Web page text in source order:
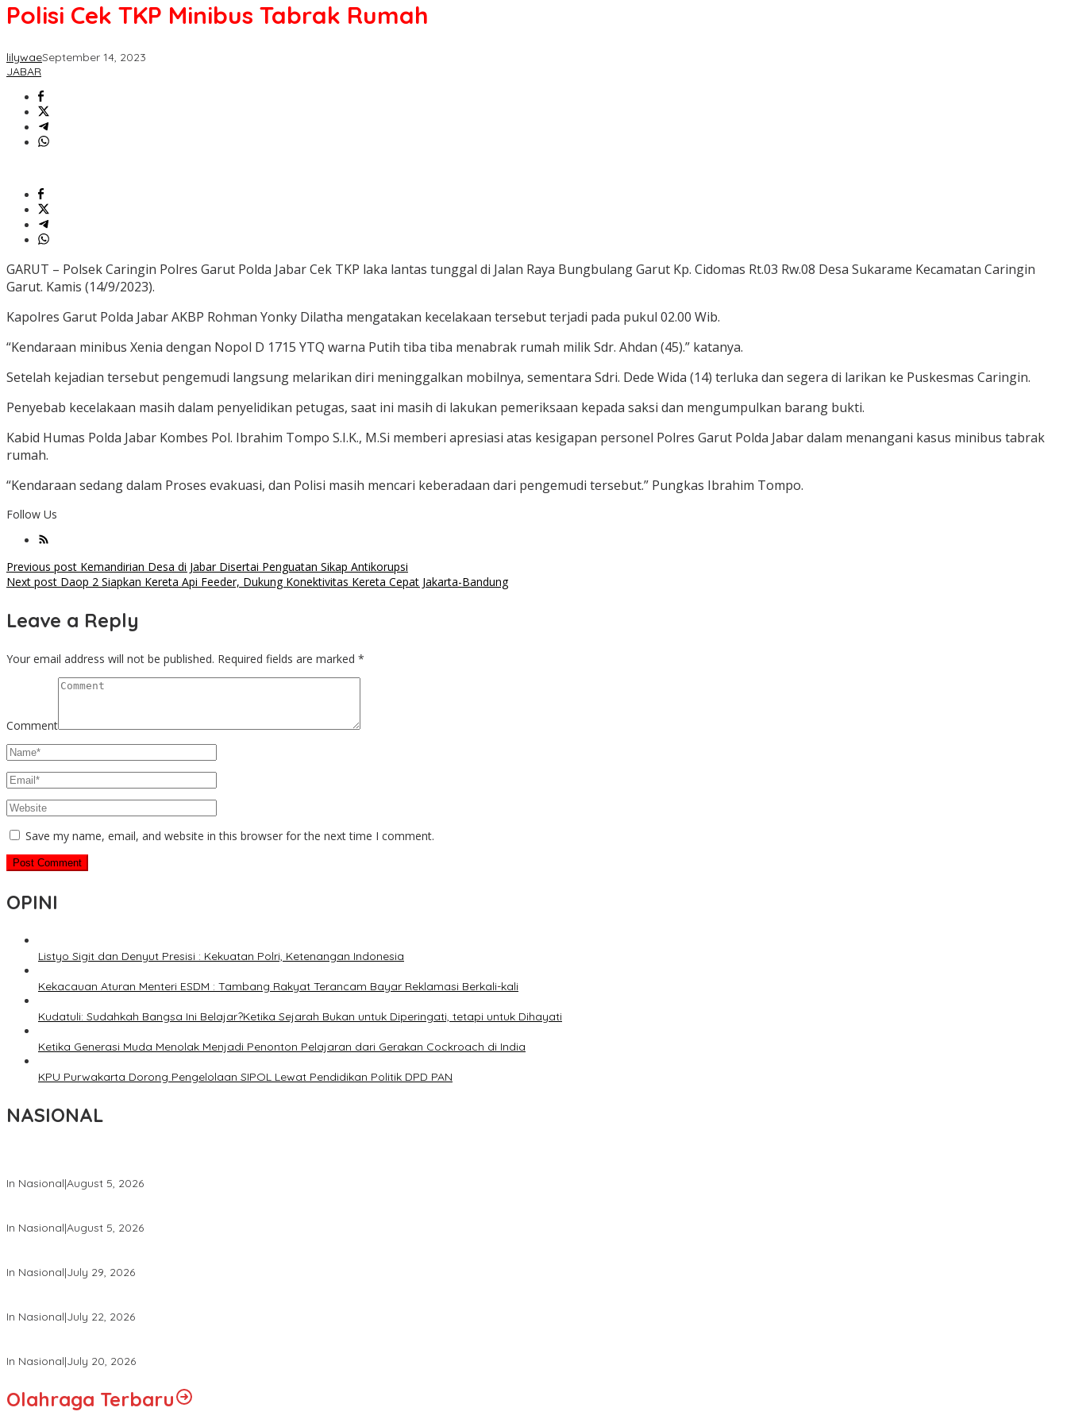
Polisi Cek TKP Minibus Tabrak Rumah
lilywaeSeptember 14, 2023
JABAR
GARUT – Polsek Caringin Polres Garut Polda Jabar Cek TKP laka lantas tunggal di Jalan Raya Bungbulang Garut Kp. Cidomas Rt.03 Rw.08 Desa Sukarame Kecamatan Caringin
Garut. Kamis (14/9/2023).
Kapolres Garut Polda Jabar AKBP Rohman Yonky Dilatha mengatakan kecelakaan tersebut terjadi pada pukul 02.00 Wib.
“Kendaraan minibus Xenia dengan Nopol D 1715 YTQ warna Putih tiba tiba menabrak rumah milik Sdr. Ahdan (45).” katanya.
Setelah kejadian tersebut pengemudi langsung melarikan diri meninggalkan mobilnya, sementara Sdri. Dede Wida (14) terluka dan segera di larikan ke Puskesmas Caringin.
Penyebab kecelakaan masih dalam penyelidikan petugas, saat ini masih di lakukan pemeriksaan kepada saksi dan mengumpulkan barang bukti.
Kabid Humas Polda Jabar Kombes Pol. Ibrahim Tompo S.I.K., M.Si memberi apresiasi atas kesigapan personel Polres Garut Polda Jabar dalam menangani kasus minibus tabrak
rumah.
“Kendaraan sedang dalam Proses evakuasi, dan Polisi masih mencari keberadaan dari pengemudi tersebut.” Pungkas Ibrahim Tompo.
Follow Us
Post
navigation
Previous post Kemandirian Desa di Jabar Disertai Penguatan Sikap Antikorupsi
Next post Daop 2 Siapkan Kereta Api Feeder, Dukung Konektivitas Kereta Cepat Jakarta-Bandung
Leave a Reply
Your email address will not be published. Required fields are marked *
Comment
Save my name, email, and website in this browser for the next time I comment.
OPINI
Listyo Sigit dan Denyut Presisi : Kekuatan Polri, Ketenangan Indonesia
Kekacauan Aturan Menteri ESDM : Tambang Rakyat Terancam Bayar Reklamasi Berkali-kali
Kudatuli: Sudahkah Bangsa Ini Belajar?Ketika Sejarah Bukan untuk Diperingati, tetapi untuk Dihayati
Ketika Generasi Muda Menolak Menjadi Penonton Pelajaran dari Gerakan Cockroach di India
KPU Purwakarta Dorong Pengelolaan SIPOL Lewat Pendidikan Politik DPD PAN
NASIONAL
In Nasional|August 5, 2026
In Nasional|August 5, 2026
In Nasional|July 29, 2026
In Nasional|July 22, 2026
In Nasional|July 20, 2026
Olahraga Terbaru